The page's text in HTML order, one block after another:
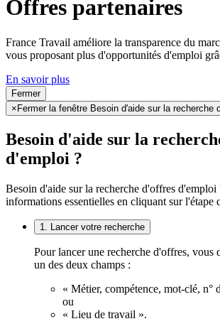
Offres partenaires
France Travail améliore la transparence du
vous proposant plus d'opportunités d'emploi
En savoir plus
Fermer
× Fermer la fenêtre Besoin d'aide sur la recherche
Besoin d'aide sur la
d'emploi ?
Besoin d'aide sur la recherche d'offres d'emploi
informations essentielles en cliquant sur l'étape
1. Lancer votre recherche
Pour lancer une recherche d'offres, vous
un des deux champs :
« Métier, compétence, mot-clé, n°
ou
« Lieu de travail ».